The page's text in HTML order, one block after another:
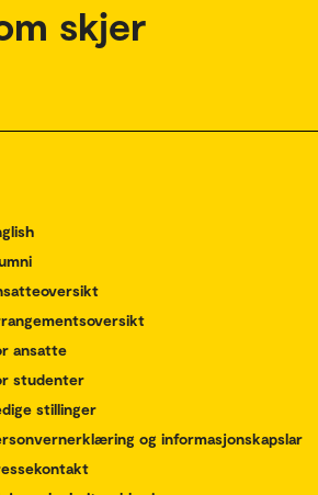
skjer
ansatte
studenter
stillinger
og informasjonskapslar